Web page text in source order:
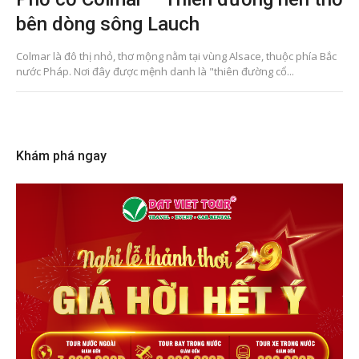
bên dòng sông Lauch
Colmar là đô thị nhỏ, thơ mộng nằm tại vùng Alsace, thuộc phía Bắc
nước Pháp. Nơi đây được mệnh danh là "thiên đường cổ...
Khám phá ngay